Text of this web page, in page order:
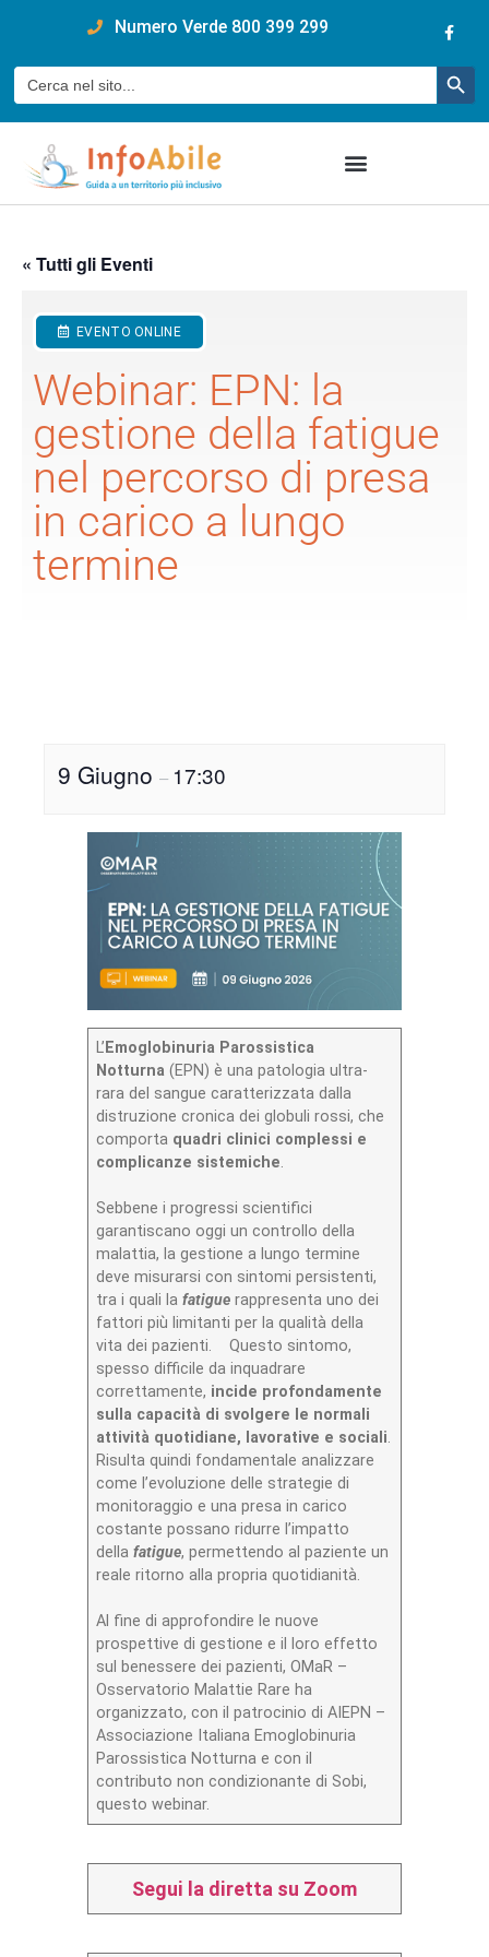
Numero Verde 800 399 299
Cerca:
« Tutti gli Eventi
EVENTO ONLINE
Webinar: EPN: la
gestione della fatigue
nel percorso di presa
in carico a lungo
termine
9 Giugno – 17:30
L’ Emoglobinuria Parossistica
Notturna(EPN) è una patologia ultra-
rara del sangue caratterizzata dalla
distruzione cronica dei globuli rossi, che
comporta quadri clinici complessi e
complicanze sistemiche.
Sebbene i progressi scientifici
garantiscano oggi un controllo della
malattia, la gestione a lungo termine
deve misurarsi con sintomi persistenti,
tra i quali lafatigue rappresenta uno dei
fattori più limitanti per la qualità della
vita dei pazienti. Questo sintomo,
spesso difficile da inquadrare
correttamente, incide profondamente
sulla capacità di svolgere le normali
attività quotidiane, lavorative e sociali.
Risulta quindi fondamentale analizzare
come l’evoluzione delle strategie di
monitoraggio e una presa in carico
costante possano ridurre l’impatto
dellafatigue, permettendo al paziente un
reale ritorno alla propria quotidianità.
Al fine di approfondire le nuove
prospettive di gestione e il loro effetto
sul benessere dei pazienti, OMaR –
Osservatorio Malattie Rare ha
organizzato, con il patrocinio di AIEPN –
Associazione Italiana Emoglobinuria
Parossistica Notturna e con il
contributo non condizionante di Sobi,
questo webinar.
Segui la diretta su Zoom